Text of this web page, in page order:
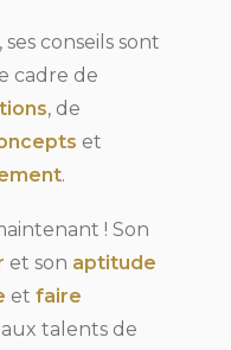
conseils sont
cadre de
, de
et
.
! Son
et son aptitude
et faire
aux talents de